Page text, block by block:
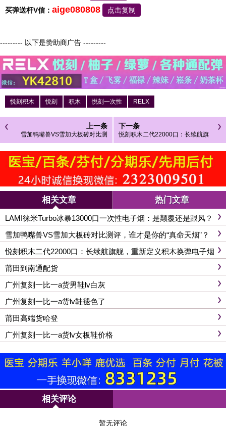
买弹送杆V信： aige080808 点击复制
--------- 以下是赞助商广告 ---------
悦刻积木 悦刻 积木 悦刻一次性 RELX
上一条
雪加鸭嘴兽VS雪加大板砖对比测
评，谁才是你的“真命天烟”？
下一条
悦刻积木二代22000口：长续航旗
舰，重新定义积木换弹电子烟天花
相关文章 热门文章
LAMI徕米Turbo冰暴13000口一次性电子烟：是颠覆还是跟风？
雪加鸭嘴兽VS雪加大板砖对比测评，谁才是你的“真命天烟”？
悦刻积木二代22000口：长续航旗舰，重新定义积木换弹电子烟
天花板
莆田到南通配货
广州复刻一比一a货男鞋lv白灰
广州复刻一比一a货lv鞋褪色了
莆田高端货哈登
广州复刻一比一a货lv女板鞋价格
相关评论
暂无评论